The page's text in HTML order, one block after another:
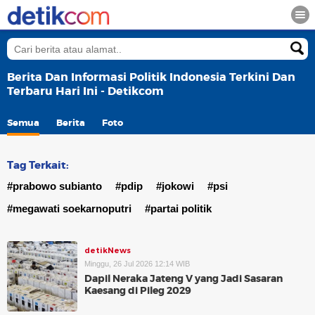
Berita Dan Informasi Politik Indonesia Terkini Dan
Terbaru Hari Ini - Detikcom
Semua Berita Foto
Tag Terkait:
#prabowo subianto #pdip #jokowi
#psi
#megawati soekarnoputri
#partai politik
detikNews
Minggu, 26 Jul 2026 12:14 WIB
Dapil Neraka Jateng V yang Jadi Sasaran
Kaesang di Pileg 2029